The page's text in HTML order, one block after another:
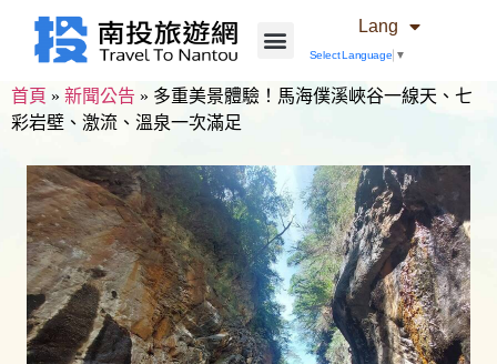
Lang
Select Language ▼
首頁 » 新聞公告 » 多重美景體驗！馬海僕溪峽谷一線天、七
彩岩壁、激流、溫泉一次滿足